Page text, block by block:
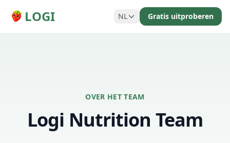
LOGI NL Gratis uitproberen
OVER HET TEAM
Logi Nutrition Team